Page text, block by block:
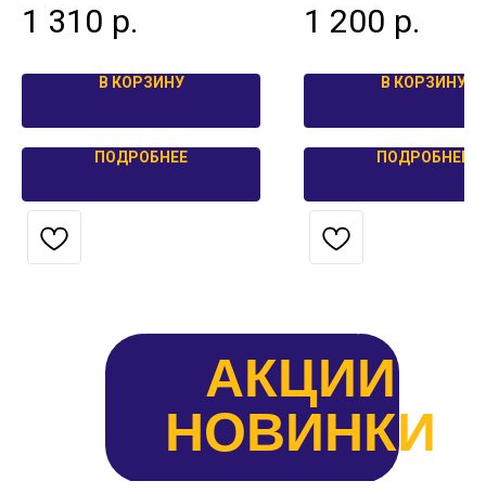
1 310 р.
В КОРЗИНУ
ПОДРОБНЕЕ
1 200 р.
В КОРЗИНУ
ПОДРОБНЕЕ
АКЦИИ
НОВИНКИ